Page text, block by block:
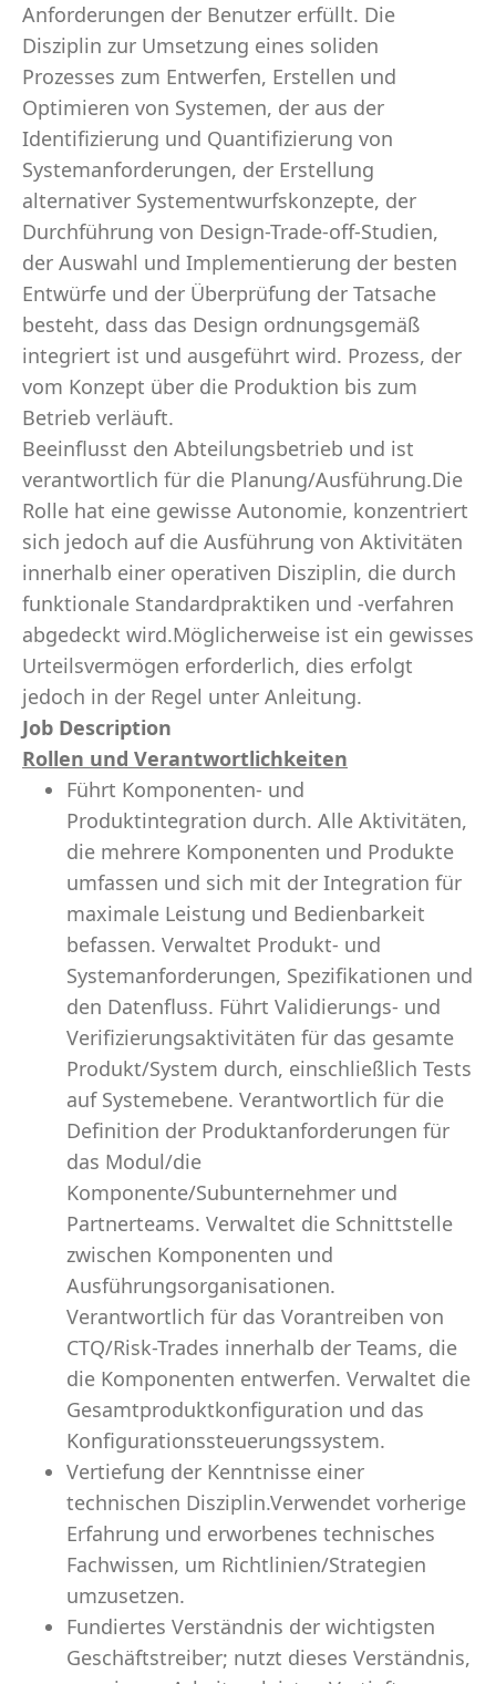
Anforderungen der Benutzer erfüllt. Die
Disziplin zur Umsetzung eines soliden
Prozesses zum Entwerfen, Erstellen und
Optimieren von Systemen, der aus der
Identifizierung und Quantifizierung von
Systemanforderungen, der Erstellung
alternativer Systementwurfskonzepte, der
Durchführung von Design-Trade-off-Studien,
der Auswahl und Implementierung der besten
Entwürfe und der Überprüfung der Tatsache
besteht, dass das Design ordnungsgemäß
integriert ist und ausgeführt wird. Prozess, der
vom Konzept über die Produktion bis zum
Betrieb verläuft.
Beeinflusst den Abteilungsbetrieb und ist
verantwortlich für die Planung/Ausführung.Die
Rolle hat eine gewisse Autonomie, konzentriert
sich jedoch auf die Ausführung von Aktivitäten
innerhalb einer operativen Disziplin, die durch
funktionale Standardpraktiken und -verfahren
abgedeckt wird.Möglicherweise ist ein gewisses
Urteilsvermögen erforderlich, dies erfolgt
jedoch in der Regel unter Anleitung.
Job Description
Rollen und Verantwortlichkeiten
Führt Komponenten- und
Produktintegration durch. Alle Aktivitäten,
die mehrere Komponenten und Produkte
umfassen und sich mit der Integration für
maximale Leistung und Bedienbarkeit
befassen. Verwaltet Produkt- und
Systemanforderungen, Spezifikationen und
den Datenfluss. Führt Validierungs- und
Verifizierungsaktivitäten für das gesamte
Produkt/System durch, einschließlich Tests
auf Systemebene. Verantwortlich für die
Definition der Produktanforderungen für
das Modul/die
Komponente/Subunternehmer und
Partnerteams. Verwaltet die Schnittstelle
zwischen Komponenten und
Ausführungsorganisationen.
Verantwortlich für das Vorantreiben von
CTQ/Risk-Trades innerhalb der Teams, die
die Komponenten entwerfen. Verwaltet die
Gesamtproduktkonfiguration und das
Konfigurationssteuerungssystem.
Vertiefung der Kenntnisse einer
technischen Disziplin.Verwendet vorherige
Erfahrung und erworbenes technisches
Fachwissen, um Richtlinien/Strategien
umzusetzen.
Fundiertes Verständnis der wichtigsten
Geschäftstreiber; nutzt dieses Verständnis,